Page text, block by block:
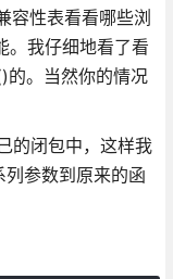
容性表看看哪些浏
我仔细地看了看
的。当然你的情况
的闭包中，这样我
参数到原来的函